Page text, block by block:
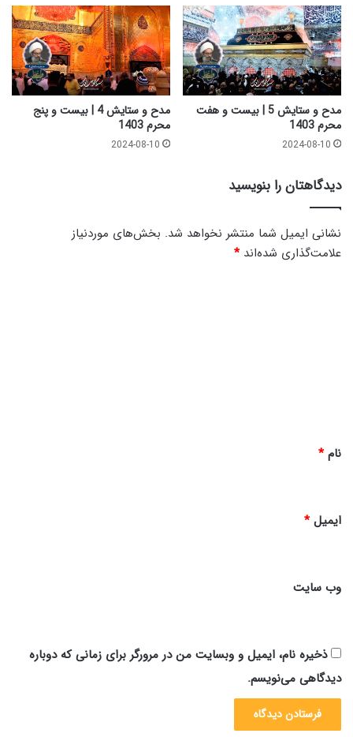
مدح و ستایش 5 | بیست و هفت
محرم 1403
2024-08-10
مدح و ستایش 4 | بیست و پنج
محرم 1403
2024-08-10
دیدگاهتان را بنویسید
نشانی ایمیل شما منتشر نخواهد شد. بخش‌های موردنیاز
علامت‌گذاری شده‌اند*
نام*
ایمیل*
وب‌ سایت
ذخیره نام، ایمیل و وبسایت من در مرورگر برای زمانی که دوباره
دیدگاهی می‌نویسم.